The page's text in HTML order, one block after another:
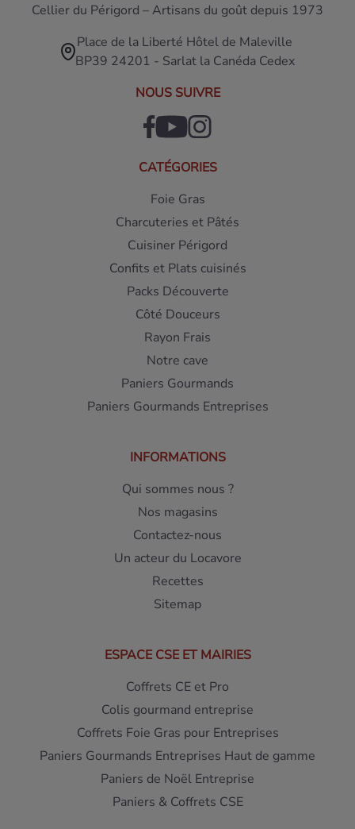
Cellier du Périgord – Artisans du goût depuis 1973
Place de la Liberté Hôtel de Maleville
BP39 24201 - Sarlat la Canéda Cedex
NOUS SUIVRE
CATÉGORIES
Foie Gras
Charcuteries et Pâtés
Cuisiner Périgord
Confits et Plats cuisinés
Packs Découverte
Côté Douceurs
Rayon Frais
Notre cave
Paniers Gourmands
Paniers Gourmands Entreprises
INFORMATIONS
Qui sommes nous ?
Nos magasins
Contactez-nous
Un acteur du Locavore
Recettes
Sitemap
ESPACE CSE ET MAIRIES
Coffrets CE et Pro
Colis gourmand entreprise
Coffrets Foie Gras pour Entreprises
Paniers Gourmands Entreprises Haut de gamme
Paniers de Noël Entreprise
Paniers & Coffrets CSE